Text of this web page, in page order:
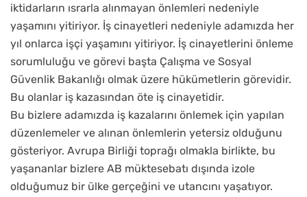
iktidarların ısrarla alınmayan önlemleri nedeniyle
yaşamını yitiriyor. İş cinayetleri nedeniyle adamızda her
yıl onlarca işçi yaşamını yitiriyor. İş cinayetlerini önleme
sorumluluğu ve görevi başta Çalışma ve Sosyal
Güvenlik Bakanlığı olmak üzere hükümetlerin görevidir.
Bu olanlar iş kazasından öte iş cinayetidir.
Bu bizlere adamızda iş kazalarını önlemek için yapılan
düzenlemeler ve alınan önlemlerin yetersiz olduğunu
gösteriyor. Avrupa Birliği toprağı olmakla birlikte, bu
yaşananlar bizlere AB müktesebatı dışında izole
olduğumuz bir ülke gerçeğini ve utancını yaşatıyor.